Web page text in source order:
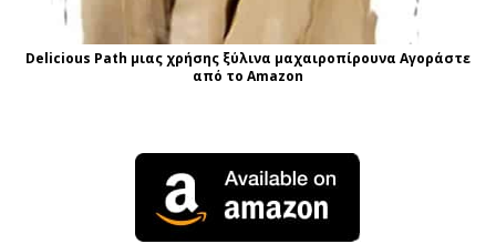
Delicious Path μιας χρήσης ξύλινα μαχαιροπίρουνα Αγοράστε
από το Amazon